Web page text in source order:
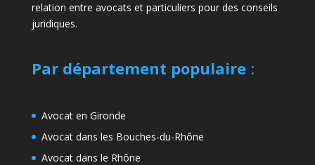
relation entre avocats et particuliers pour des conseils
juridiques.
Par département populaire:
Avocat en Gironde
Avocat dans les Bouches-du-Rhône
Avocat dans le Rhône